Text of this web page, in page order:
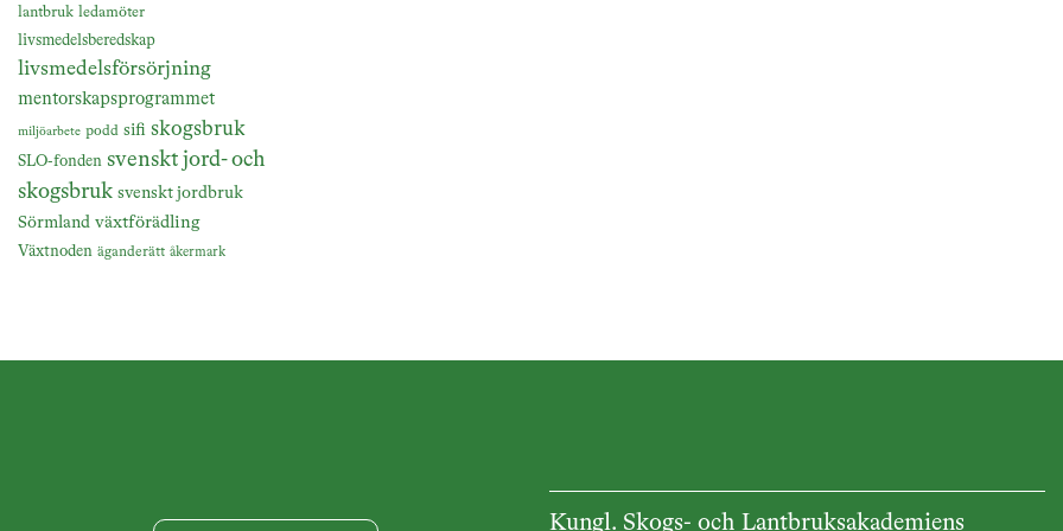
lantbruk ledamöter
livsmedelsberedskap
livsmedelsförsörjning
mentorskapsprogrammet
miljöarbete podd sifi skogsbruk
SLO-fonden svenskt jord- och
skogsbruk svenskt jordbruk
Sörmland växtförädling
Växtnoden äganderätt åkermark
Kungl. Skogs- och Lantbruksakademiens